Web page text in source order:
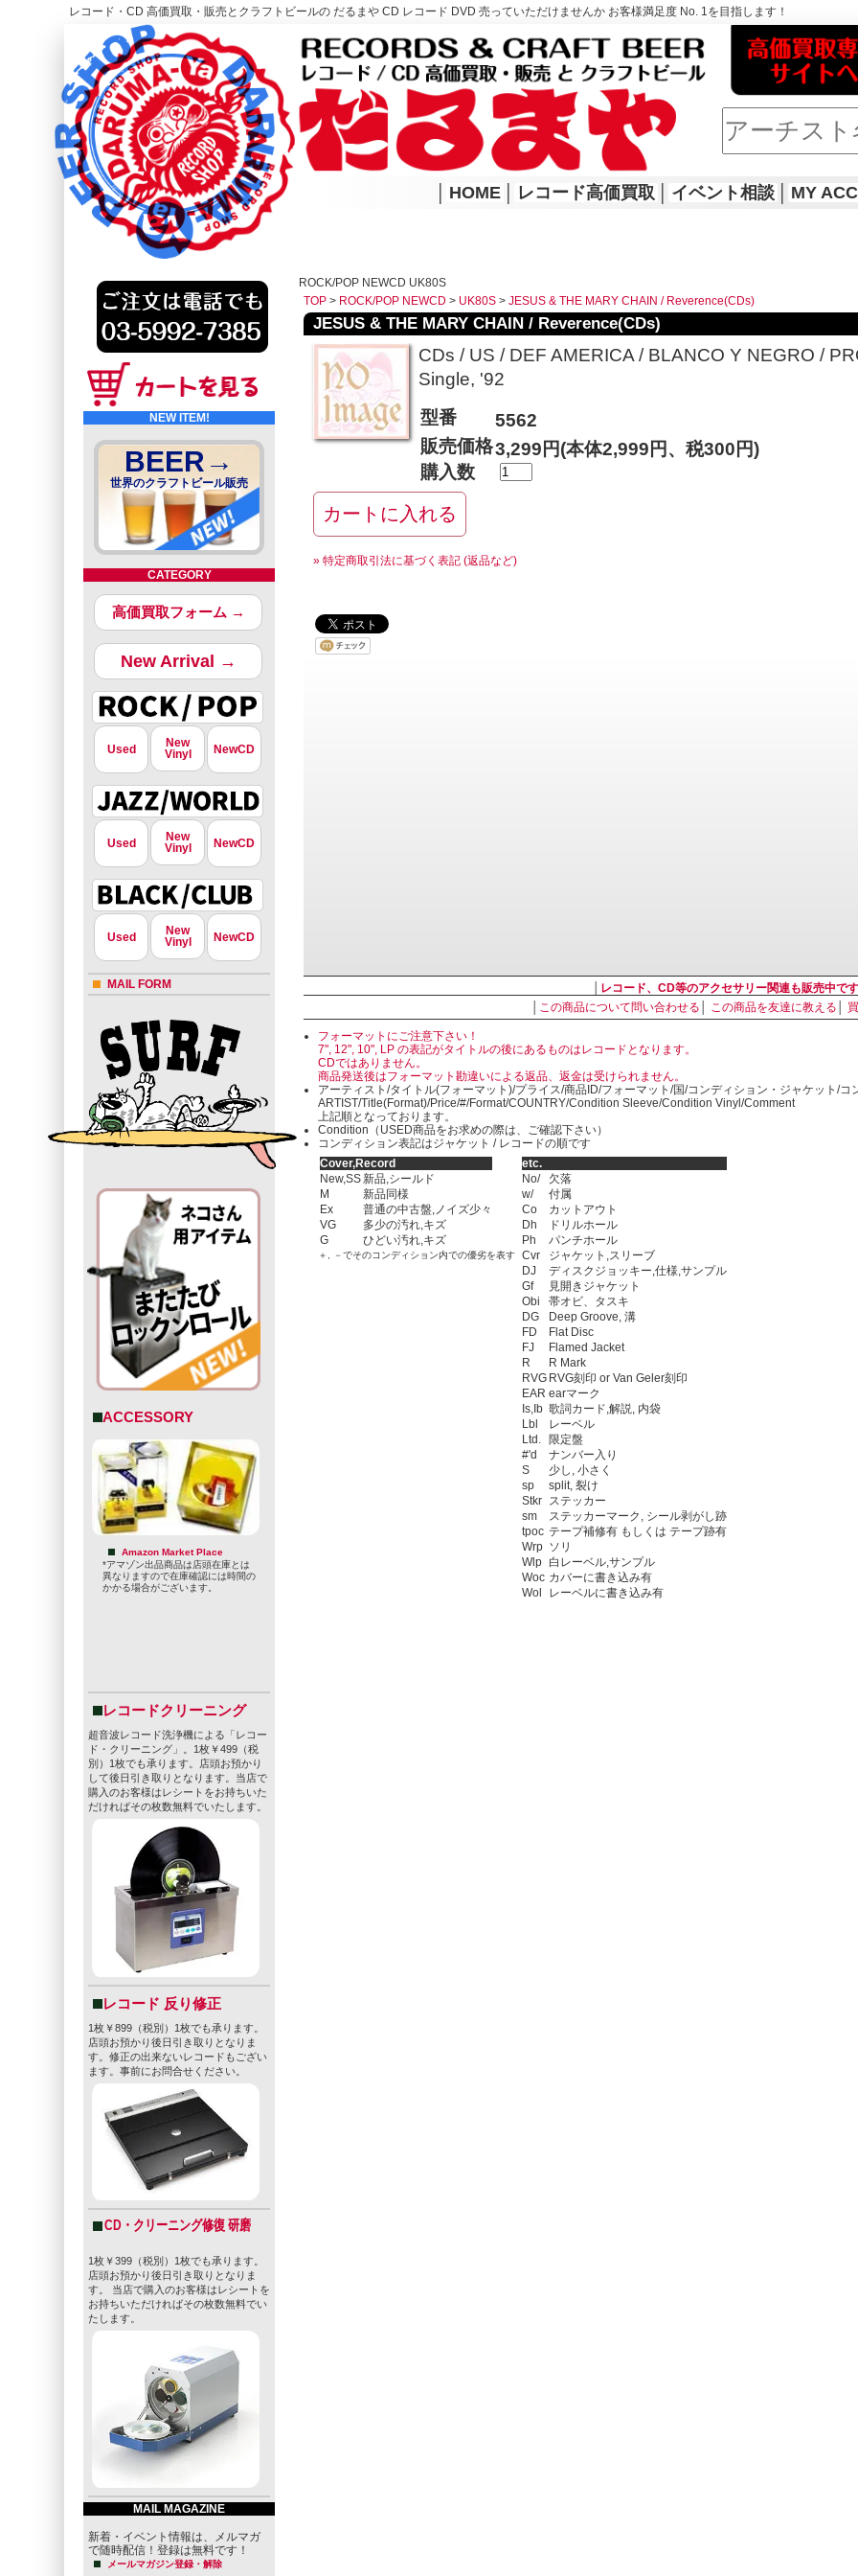
レコード・CD 高価買取・販売とクラフトビールの だるまや CD レコード DVD 売っていただけませんか お客様満足度 No. 1を目指します！
レコード高価買取はこちら
HOME
HOME レコード高価買取 イベント相談 MY
NEW ITEM!
BEER→
世界のクラフトビール販売
CATEGORY
高価買取フォーム →
New Arrival →
Used
New
Vinyl
NewCD
Used
New
Vinyl
NewCD
Used
New
Vinyl
NewCD
MAIL FORM
ACCESSORY
Amazon Market Place
*アマゾン出品商品は店頭在庫とは
異なりますので在庫確認には時間の
かかる場合がございます。
レコードクリーニング
超音波レコード洗浄機による「レコー
ド・クリーニング」。1枚￥499（税
別）1枚でも承ります。店頭お預かり
して後日引き取りとなります。当店で
購入のお客様はレシートをお持ちいた
だければその枚数無料でいたします。
レコード 反り修正
1枚￥899（税別）1枚でも承ります。
店頭お預かり後日引き取りとなりま
す。修正の出来ないレコードもござい
ます。事前にお問合せください。
CD・クリーニング修復 研磨
1枚￥399（税別）1枚でも承ります。
店頭お預かり後日引き取りとなりま
す。 当店で購入のお客様はレシートを
お持ちいただければその枚数無料でい
たします。
MAIL MAGAZINE
新着・イベント情報は、メルマガ
で随時配信！登録は無料です！
メールマガジン登録・解除
ROCK/POP NEWCD UK80S
TOP > ROCK/POP NEWCD > UK80S > JESUS & THE MARY CHAIN / Reverence(CDs)
JESUS & THE MARY CHAIN / Reverence(CDs)
CDs / US / DEF AMERICA / BLANCO Y NEGRO /
Single, '92
型番
5562
販売価格3,299円(本体2,999円、税300円)
購入数
» 特定商取引法に基づく表記 (返品など)
レコード、CD等のアクセサリー関連も販売中です
この商品について問い合わせる この商品を友達に教える
フォーマットにご注意下さい！
7", 12", 10", LP の表記がタイトルの後にあるものはレコードとなります。
CDではありません。
商品発送後はフォーマット勘違いによる返品、返金は受けられません。
アーティスト/タイトル(フォーマット)/プライス/商品ID/フォーマット/国/コンディション・ジャケット/コ
ARTIST/Title(Format)/Price/#/Format/COUNTRY/Condition Sleeve/Condition Vinyl/Comment
上記順となっております。
Condition（USED商品をお求めの際は、ご確認下さい）
コンディション表記はジャケット / レコードの順です
Cover,Record
New,SS新品,シールド
M
新品同様
Ex
普通の中古盤,ノイズ少々
VG
多少の汚れ,キズ
G
ひどい汚れ,キズ
＋, －でそのコンディション内での優劣を表す
etc.
No/
欠落
w/
付属
Co
カットアウト
Dh
ドリルホール
Ph
パンチホール
Cvr
ジャケット,スリーブ
DJ
ディスクジョッキー,仕様,サンプル
Gf
見開きジャケット
Obi
帯オビ、タスキ
DG
Deep Groove, 溝
FD
Flat Disc
FJ
Flamed Jacket
R
R Mark
RVG RVG刻印 or Van Geler刻印
EAR earマーク
Is,Ib 歌詞カード,解説, 内袋
Lbl
レーベル
Ltd.
限定盤
#'d
ナンバー入り
S
少し, 小さく
sp
split, 裂け
Stkr ステッカー
sm
ステッカーマーク, シール剥がし跡
tpoc テープ補修有 もしくは テープ跡有
Wrp ソリ
Wlp 白レーベル,サンプル
Woc カバーに書き込み有
Wol
レーベルに書き込み有